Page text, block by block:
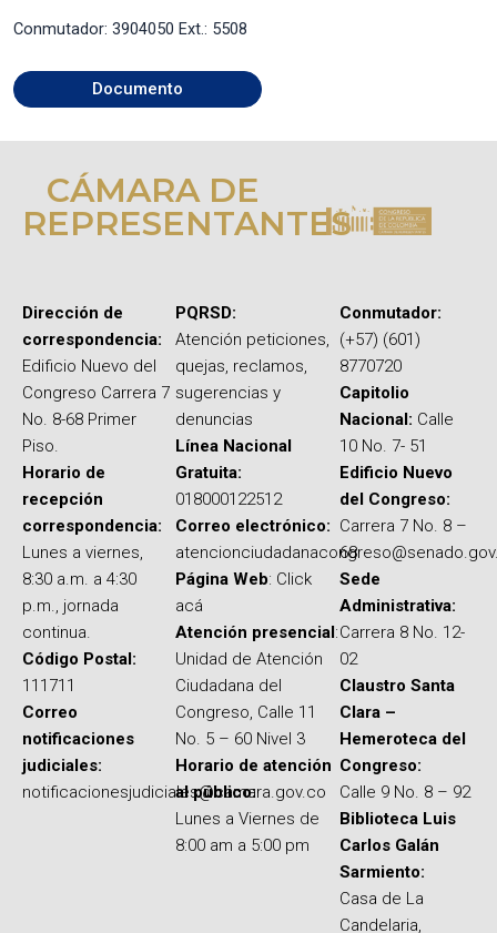
Conmutador: 3904050 Ext.: 5508
Documento
CÁMARA DE
REPRESENTANTES
Dirección de
correspondencia:
Edificio Nuevo del
Congreso Carrera 7
No. 8-68 Primer
Piso.
Horario de
recepción
correspondencia:
Lunes a viernes,
8:30 a.m. a 4:30
p.m., jornada
continua.
Código Postal:
111711
Correo
notificaciones
judiciales:
notificacionesjudiciales@camara.gov.co
PQRSD:
Atención peticiones,
quejas, reclamos,
sugerencias y
denuncias
Línea Nacional
Gratuita:
018000122512
Correo electrónico:
Página Web: Click
acá
Atención presencial:
Unidad de Atención
Ciudadana del
Congreso, Calle 11
No. 5 – 60 Nivel 3
Horario de atención
al público:
Lunes a Viernes de
8:00 am a 5:00 pm
Conmutador:
(+57) (601)
8770720
Capitolio
Nacional: Calle
10 No. 7- 51
Edificio Nuevo
del Congreso:
Carrera 7 No. 8 –
68
Sede
Administrativa:
Carrera 8 No. 12-
02
Claustro Santa
Clara –
Hemeroteca del
Congreso:
Calle 9 No. 8 – 92
Biblioteca Luis
Carlos Galán
Sarmiento:
Casa de La
Candelaria,